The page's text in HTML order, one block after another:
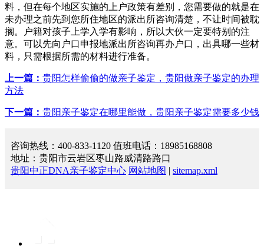
料，但在每个地区实施的上户政策有差别，您需要做的就是在
未办理之前先到您所住地区的派出所咨询清楚，不让时间被耽
搁。户籍对孩子上学入学有影响，所以大伙一定要特别的注
意。可以先向户口申报地派出所咨询再办户口，出具哪一些材
料，只需根据所需的材料进行准备。
上一篇： 贵阳怎样偷偷的做亲子鉴定，贵阳做亲子鉴定的办理
方法
下一篇： 贵阳亲子鉴定在哪里能做，贵阳亲子鉴定需要多少钱
咨询热线：400-833-1120 值班电话：18985168808
地址：贵阳市云岩区枣山路威清路路口
贵阳中正DNA亲子鉴定中心 网站地图 | sitemap.xml